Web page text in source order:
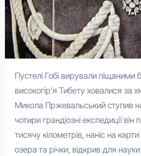
Пустелі Гобі вирували піщаними бурями, а
високогір’я Тибету ховалися за
Микола Пржевальський ступив
чотири грандіозні експедиції
тисячу кілометрів, наніс на
озера та річки, відкрив для